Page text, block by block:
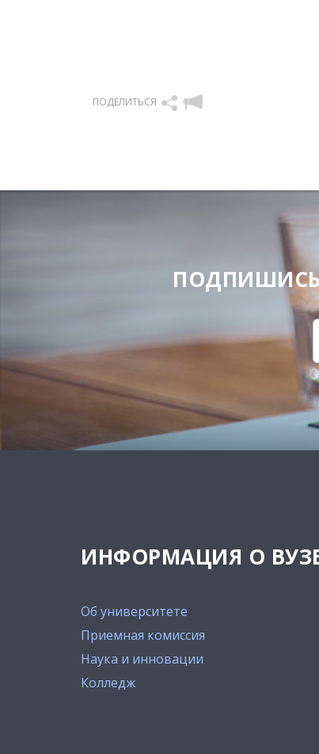
ПОДЕЛИТЬСЯ
ПОДПИШИСЬ
ИНФОРМАЦИЯ О
Об университете
Приемная комиссия
Наука и инновации
Колледж